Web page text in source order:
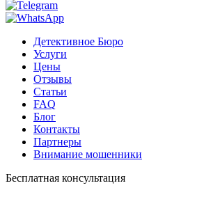
Детективное Бюро
Услуги
Цены
Отзывы
Статьи
FAQ
Блог
Контакты
Партнеры
Внимание мошенники
Бесплатная консультация